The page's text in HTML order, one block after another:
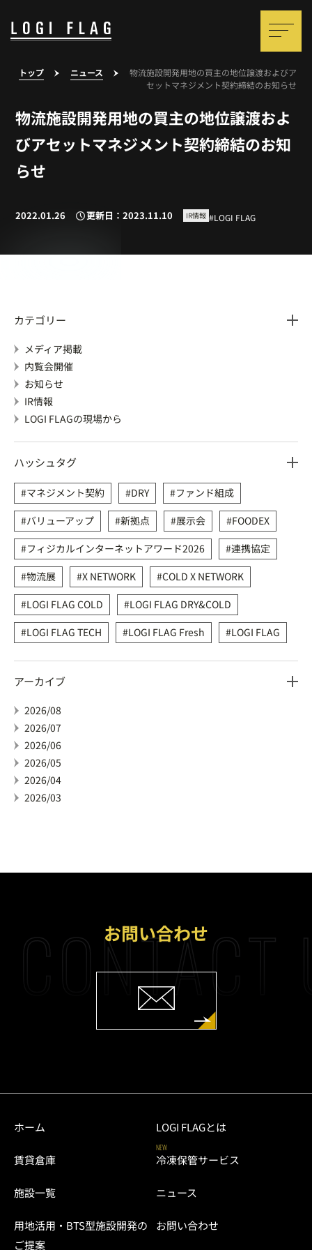
トップ ニュース
物流施設開発用地の買主の地位譲渡およびア
セットマネジメント契約締結のお知らせ
物流施設開発用地の買主の地位譲渡およ
びアセットマネジメント契約締結のお知
らせ
2022.01.26 更新日：2023.11.10 IR情報 LOGI FLAG
カテゴリー
メディア掲載
内覧会開催
お知らせ
IR情報
LOGI FLAGの現場から
ハッシュタグ
マネジメント契約 DRY
ファンド組成
バリューアップ
新拠点 展示会
FOODEX
フィジカルインターネットアワード2026
連携協定
物流展
X NETWORK
COLD X NETWORK
LOGI FLAG COLD
LOGI FLAG DRY&COLD
LOGI FLAG TECH
LOGI FLAG Fresh LOGI FLAG
アーカイブ
2026/08
2026/07
2026/06
2026/05
2026/04
2026/03
CONTACT
お問い合わせ
ホーム LOGI FLAGとは
賃貸倉庫
NEW
冷凍保管サービス
施設一覧 ニュース
用地活用・BTS型施設開発の
ご提案
お問い合わせ